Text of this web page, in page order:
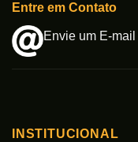
Entre em Contato
Envie um E-mail
INSTITUCIONAL